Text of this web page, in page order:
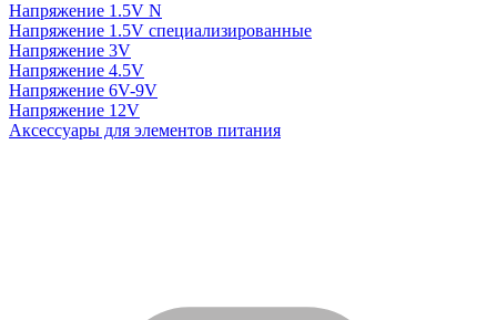
Напряжение 1.5V N
Напряжение 1.5V специализированные
Напряжение 3V
Напряжение 4.5V
Напряжение 6V-9V
Напряжение 12V
Аксессуары для элементов питания